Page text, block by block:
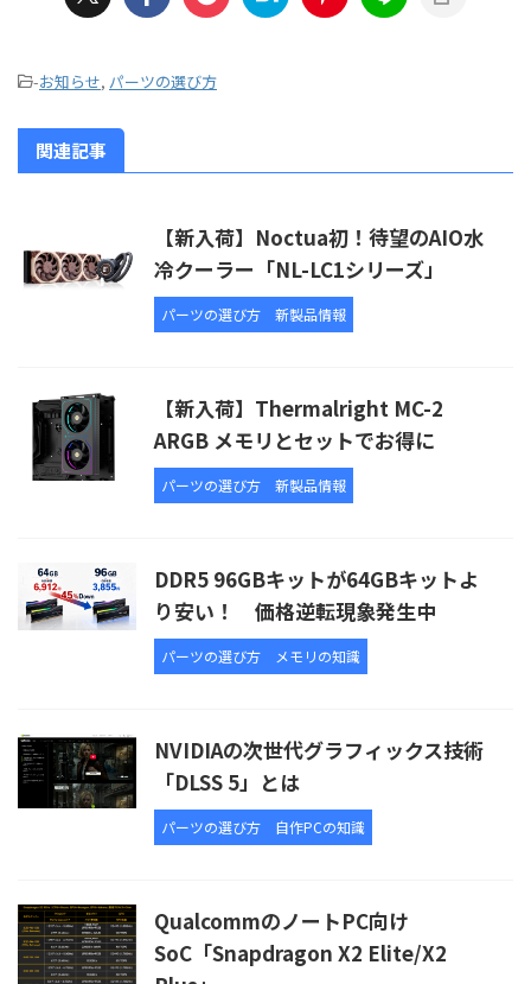
-お知らせ, パーツの選び方
関連記事
【新入荷】Noctua初！待望のAIO水
冷クーラー「NL-LC1シリーズ」
パーツの選び方 新製品情報
【新入荷】Thermalright MC-2
ARGB メモリとセットでお得に
パーツの選び方 新製品情報
DDR5 96GBキットが64GBキットよ
り安い！ 価格逆転現象発生中
パーツの選び方 メモリの知識
NVIDIAの次世代グラフィックス技術
「DLSS 5」とは
パーツの選び方 自作PCの知識
QualcommのノートPC向け
SoC「Snapdragon X2 Elite/X2